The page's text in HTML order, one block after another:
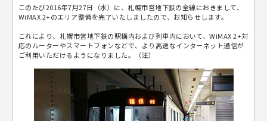
このたび2016年7月27日（水）に、札幌市営地下鉄の全線におきまして、
WiMAX 2+のエリア整備を完了いたしましたので、お知らせします。
これにより、札幌市営地下鉄の駅構内および列車内において、WiMAX 2+対
応のルーターやスマートフォンなどで、より高速なインターネット通信が
ご利用いただけるようになりました。（注）